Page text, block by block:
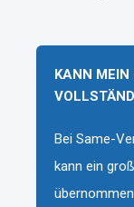
KANN MEIN
Bei Same-
kann ein